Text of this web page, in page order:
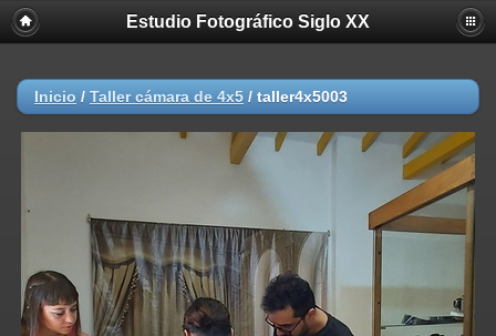
Deprecated
: substr(): Passing null to parameter #1 ($string) of type
string is deprecated in
on line 804
Estudio Fotográfico Siglo XX
Inicio / Taller cámara de 4x5 / taller4x5003